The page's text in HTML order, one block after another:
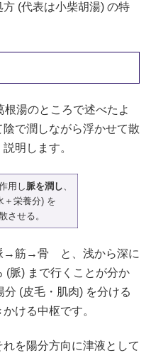
(代表は小柴胡湯) の特
湯のところで述べたよ
で潤しながら浮かせて散
明します。
用し 脈を潤し
＋栄養分) を
散させる。
→筋→骨 と、浅から深に
(脈) まで行くことが分か
分 (皮毛・肌肉) を分ける
ける中枢です。
を陽分方向に津液として